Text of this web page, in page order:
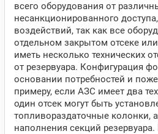
всего оборудования от
несанкционированного
воздействий, так как все
отдельном закрытом отсеке
иметь несколько технических
от резервуара. Конфигурация
основании потребностей и
примеру, если АЗС имеет два
один отсек могут быть
топливораздаточные колонки,
наполнения секций резервуара.